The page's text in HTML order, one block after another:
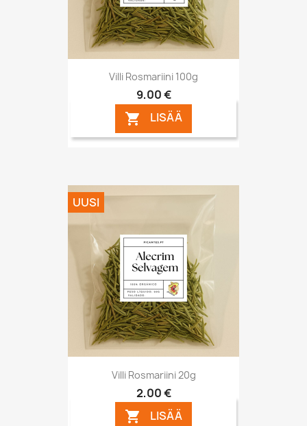
Villi Rosmariini 100g
9,00 €
 LISÄÄ
Villi Rosmariini 20g
2,00 €
 LISÄÄ
UUSI